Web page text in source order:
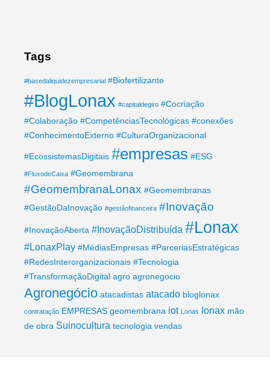
Tags
#basedaliquidezempresarial #Biofertilizante
#BlogLonax #capitaldegiro #Cocriação
#Colaboração #CompetênciasTecnológicas #conexões
#ConhecimentoExterno #CulturaOrganizacional
#EcossistemasDigitais #empresas #ESG
#FluxodeCaixa #Geomembrana
#GeomembranaLonax #Geomembranas
#GestãoDaInovação #gestãofinanceira #Inovação
#InovaçãoAberta #InovaçãoDistribuída #Lonax
#LonaxPlay #MédiasEmpresas #ParceriasEstratégicas
#RedesInterorganizacionais #Tecnologia
#TransformaçãoDigital agro agronegocio
Agronegócio atacadistas atacado bloglonax
contratação EMPRESAS geomembrana iot Lonas lonax mão
de obra Suinocultura tecnologia vendas